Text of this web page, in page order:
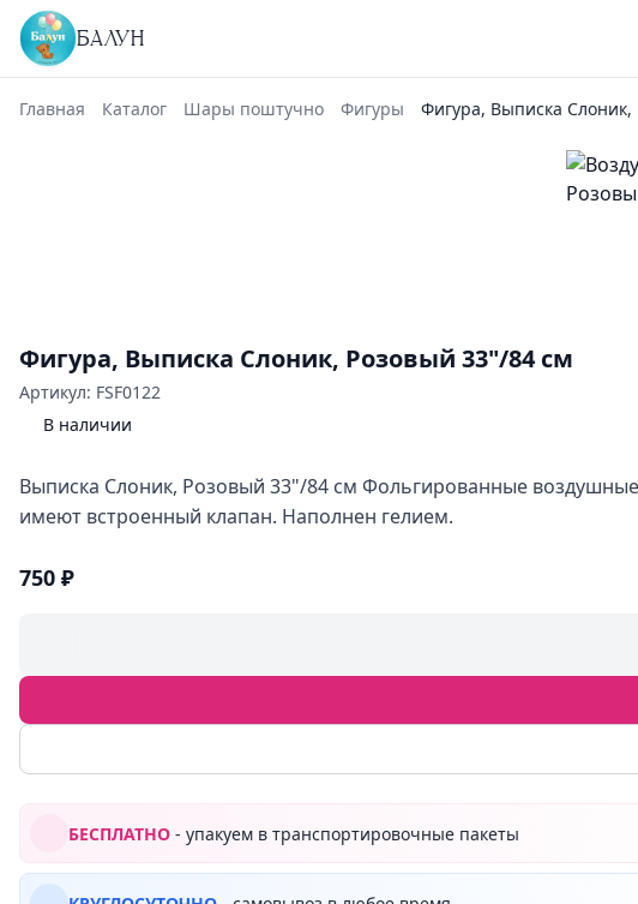
БАЛУН
Главная Каталог Шары поштучно Фигуры Фигура, Выписка
Фигура, Выписка Слоник, Розовый 33"/84 см
Артикул: FSF0122
В наличии
Выписка Слоник, Розовый 33"/84 см Фольгированные
имеют встроенный клапан. Наполнен гелием.
750 ₽
БЕСПЛАТНО - упакуем в транспортировочные пакеты